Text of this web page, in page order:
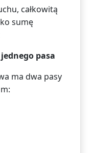
całkowitą
sumę
pasa
ma dwa pasy